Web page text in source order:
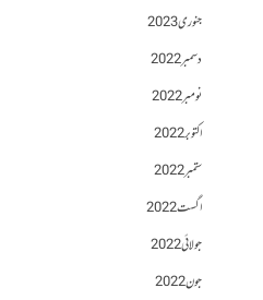
جنوری 2023
دسمبر 2022
نومبر 2022
اکتوبر 2022
ستمبر 2022
اگست 2022
جولائی 2022
جون 2022